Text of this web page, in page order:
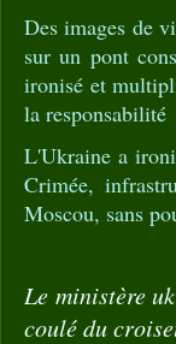
Des images de
sur un pont
ironisé et
la responsabilité
L'Ukraine a
Crimée,
Moscou, sans
Le ministère
coulé du